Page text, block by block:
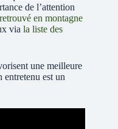
de l’attention
en montagne
via la liste des
une meilleure
entretenu est un